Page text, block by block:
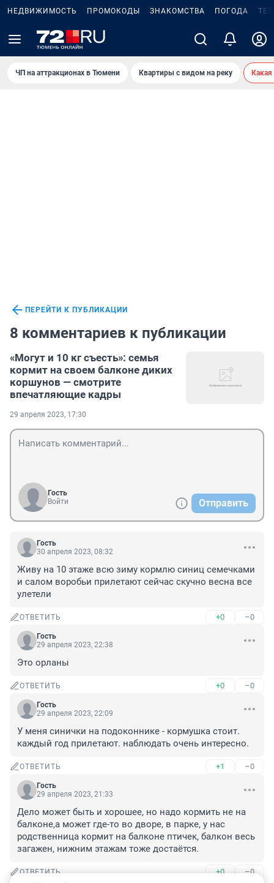
НЕДВИЖИМОСТЬ ПРОМОКОДЫ ЗНАКОМСТВА ПОГОДА
ЧП на аттракционах в Тюмени Квартиры с видом на реку
ПЕРЕЙТИ К ПУБЛИКАЦИИ
8 комментариев к публикации
«Могут и 10 кг съесть»: семья
кормит на своем балконе диких
коршунов — смотрите
впечатляющие кадры
29 апреля 2023, 17:30
Гость
Войти
Отправить
Гость
30 апреля 2023, 08:32
Живу на 10 этаже всю зиму кормлю синиц семечками
и салом воробьи прилетают сейчас скучно весна все
улетели
ОТВЕТИТЬ +0 –0
Гость
29 апреля 2023, 22:38
Это орланы
ОТВЕТИТЬ +0 –0
Гость
29 апреля 2023, 22:09
У меня синички на подоконнике - кормушка стоит.
каждый год прилетают. наблюдать очень интересно.
ОТВЕТИТЬ +1 –0
Гость
29 апреля 2023, 21:33
Дело может быть и хорошее, но надо кормить не на
балконе,а может где-то во дворе, в парке, у нас
родственница кормит на балконе птичек, балкон весь
загажен, нижним этажам тоже достаётся.
ОТВЕТИТЬ +0 –0